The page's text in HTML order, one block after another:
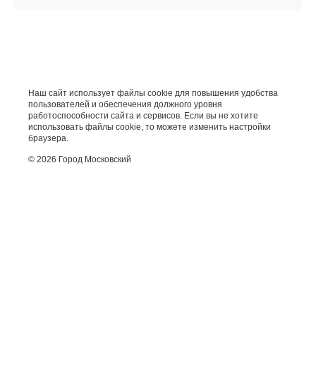
Наш сайт использует файлы cookie для повышения удобства
пользователей и обеспечения должного уровня
работоспособности сайта и сервисов. Если вы не хотите
использовать файлы cookie, то можете изменить настройки
браузера.
© 2026 Город Московский